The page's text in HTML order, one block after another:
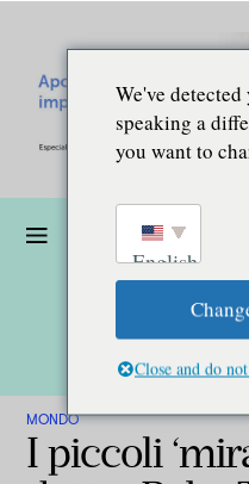
MONDO
I piccoli
We've
speaking a
you want to
English
Close and do